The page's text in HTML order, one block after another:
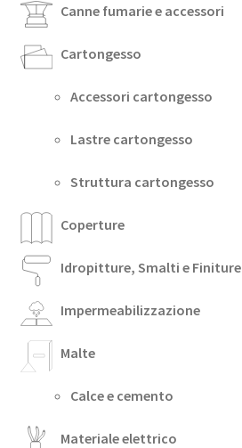
Canne fumarie e accessori
Cartongesso
Accessori cartongesso
Lastre cartongesso
Struttura cartongesso
Coperture
Idropitture, Smalti e Finiture
Impermeabilizzazione
Malte
Calce e cemento
Materiale elettrico